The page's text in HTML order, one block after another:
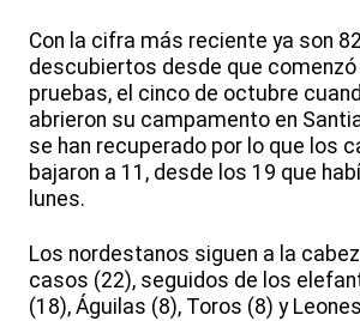
Con la cifra más reciente ya son
descubiertos desde que
pruebas, el cinco de octubre
abrieron su campamento en
se han recuperado por lo que los
bajaron a 11, desde los 19 que
lunes.
Los nordestanos siguen a la
casos (22), seguidos de los
(18), Águilas (8), Toros (8) y